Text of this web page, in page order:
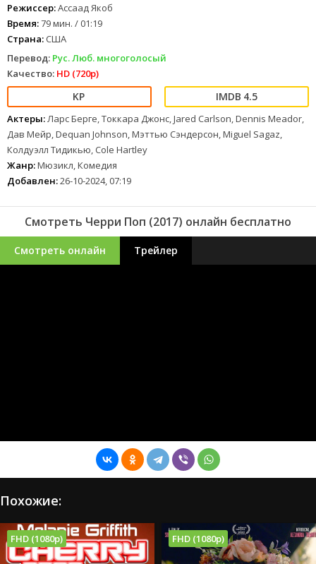
Режиссер:Ассаад Якоб
Время:79 мин. / 01:19
Страна: США
Перевод: Рус. Люб. многоголосый
Качество: HD (720p)
4.5
Актеры:Ларс Берге, Токкара Джонс, Jared Carlson, Dennis Meador,
Дав Мейр, Dequan Johnson, Мэттью Сэндерсон, Miguel Sagaz,
Колдуэлл Тидикью, Cole Hartley
Жанр:Мюзикл, Комедия
Добавлен:26-10-2024, 07:19
Смотреть Черри Поп (2017) онлайн бесплатно
Смотреть онлайн Трейлер
Похожие:
FHD (1080p) FHD (1080p)